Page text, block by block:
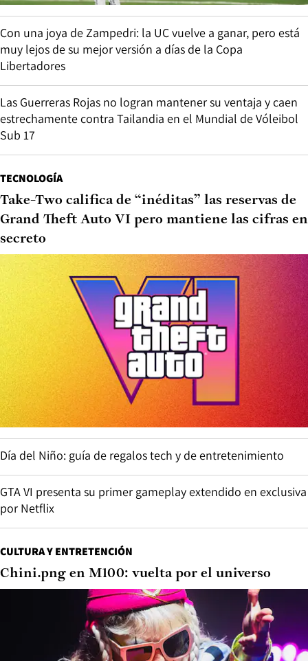
Con una joya de Zampedri: la UC vuelve a ganar, pero está
muy lejos de su mejor versión a días de la Copa
Libertadores
Las Guerreras Rojas no logran mantener su ventaja y caen
estrechamente contra Tailandia en el Mundial de Vóleibol
Sub 17
TECNOLOGÍA
Take-Two califica de “inéditas” las reservas de
Grand Theft Auto VI pero mantiene las cifras en
secreto
Día del Niño: guía de regalos tech y de entretenimiento
GTA VI presenta su primer gameplay extendido en exclusiva
por Netflix
CULTURA Y ENTRETENCIÓN
Chini.png en M100: vuelta por el universo